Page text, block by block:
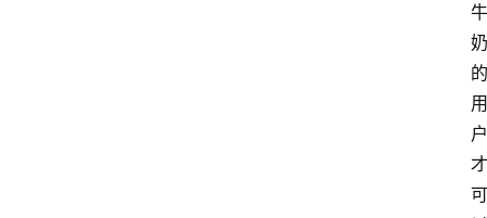
牛
奶
的
用
户
才
可